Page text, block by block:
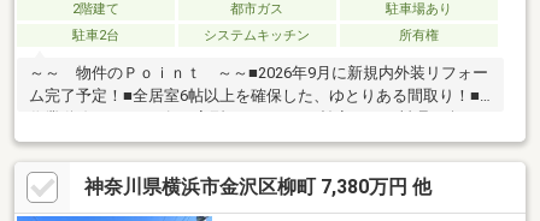
2階建て 都市ガス
駐車場あり
駐車2台
システムキッチン 所有権
～～ 物件のＰｏｉｎｔ ～～■2026年9月に新規内外装リフォー
ム完了予定！■全居室6帖以上を確保した、ゆとりある間取り！■
ます！■各居室に収納を備え、お部屋をすっきりとお使いいただ
けます！■縦列で2台駐車可能なカースペース！（車種による）■
小学校まで徒歩約5分！お子様の通学も安心の立地です！ご興味ご
ざいましたら下記「資料請求・お問い合わせ」欄に必要事項記入
神奈川県横浜市金沢区柳町 7,380万円 他